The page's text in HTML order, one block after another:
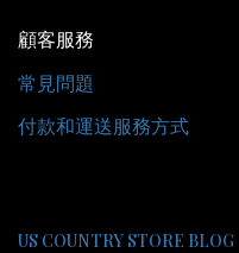
顧客服務
常見問題
付款和運送服務方式
US COUNTRY STORE BLOG